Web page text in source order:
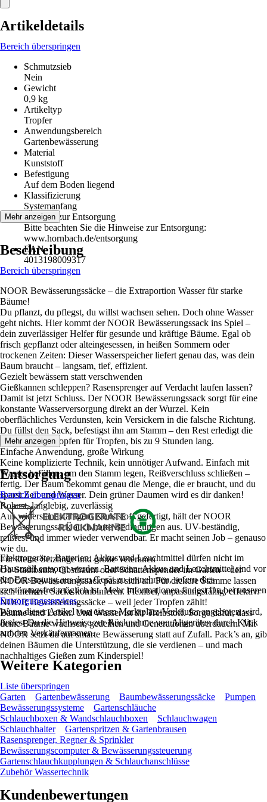
Artikeldetails
Bereich überspringen
Schmutzsieb
Nein
Gewicht
0,9 kg
Artikeltyp
Tropfer
Anwendungsbereich
Gartenbewässerung
Material
Kunststoff
Befestigung
Auf dem Boden liegend
Klassifizierung
Systemanfang
Hinweis zur Entsorgung
Bitte beachten Sie die Hinweise zur Entsorgung:
www.hornbach.de/entsorgung
EAN
4013198009317
Mehr anzeigen
Beschreibung
Bereich überspringen
NOOR Bewässerungssäcke – die Extraportion Wasser für starke
Bäume!
Du pflanzt, du pflegst, du willst wachsen sehen. Doch ohne Wasser
geht nichts. Hier kommt der NOOR Bewässerungssack ins Spiel –
dein zuverlässiger Helfer für gesunde und kräftige Bäume. Egal ob
frisch gepflanzt oder alteingesessen, in heißen Sommern oder
trockenen Zeiten: Dieser Wasserspeicher liefert genau das, was dein
Baum braucht – langsam, tief, effizient.
Gezielt bewässern statt verschwenden
Gießkannen schleppen? Rasensprenger auf Verdacht laufen lassen?
Damit ist jetzt Schluss. Der NOOR Bewässerungssack sorgt für eine
konstante Wasserversorgung direkt an der Wurzel. Kein
oberflächliches Verdunsten, kein Versickern in die falsche Richtung.
Du füllst den Sack, befestigst ihn am Stamm – den Rest erledigt die
Schwerkraft. Tropfen für Tropfen, bis zu 9 Stunden lang.
Einfache Anwendung, große Wirkung
Keine komplizierte Technik, kein unnötiger Aufwand. Einfach mit
Wasser befüllen, um den Stamm legen, Reißverschluss schließen –
fertig. Der Baum bekommt genau die Menge, die er braucht, und du
sparst Zeit und Wasser. Dein grüner Daumen wird es dir danken!
Robust, langlebig, zuverlässig
Aus widerstandsfähigem Kunststoff gefertigt, hält der NOOR
Bewässerungssack auch harte Bedingungen aus. UV-beständig,
reißfest und immer wieder verwendbar. Er macht seinen Job – genauso
wie du.
Für kleine Setzlinge und große Veteranen
Ob Stadtbaum, Obstbaum oder Schattenspender im Garten – der
NOOR Bewässerungssack passt sich an. Für dickere Stämme lassen
sich mehrere Säcke kombinieren. Flexibel, anpassungsfähig, effektiv.
NOOR Bewässerungssäcke – weil jeder Tropfen zählt!
Bäume sind Leben. Und Wasser ist ihr Treibstoff. Sorge dafür, dass
deine Bäume wachsen, gedeihen und Generationen überdauern. Mit
NOOR setzt du auf smarte Bewässerung statt auf Zufall. Pack’s an, gib
deinen Bäumen die Unterstützung, die sie verdienen – und mach
nachhaltiges Gießen zum Kinderspiel!
Mehr anzeigen
Entsorgung
Bereich überspringen
Elektrogeräte, Batterien, Akkus und Leuchtmittel dürfen nicht im
Hausmüll entsorgt werden. Batterien, Akkus und Leuchtmittel sind vor
der Entsorgung aus dem Gerät zu entnehmen, sofern dies
zerstörungsfrei möglich ist. Mehr Informationen findest Du bei unseren
Entsorgungsservices.
Wenn dieser Artikel von einem Marktplatz-Verkäufer angeboten wird,
findest Du die Hinweise zur Rücknahme von Altgeräten durch Klick
auf den Verkäufernamen.
Weitere Kategorien
Liste überspringen
Garten
Gartenbewässerung Baumbewässerungssäcke
Pumpen
Bewässerungssysteme
Gartenschläuche
Schlauchboxen & Wandschlauchboxen
Schlauchwagen
Schlauchhalter
Gartenspritzen & Gartenbrausen
Rasensprenger, Regner & Sprinkler
Bewässerungscomputer & Bewässerungssteuerung
Gartenschlauchkupplungen & Schlauchanschlüsse
Zubehör Wassertechnik
Kundenbewertungen